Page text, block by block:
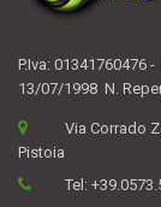
P.Iva:
13/07/1998 N.
Via Corrado
Pistoia
Tel: